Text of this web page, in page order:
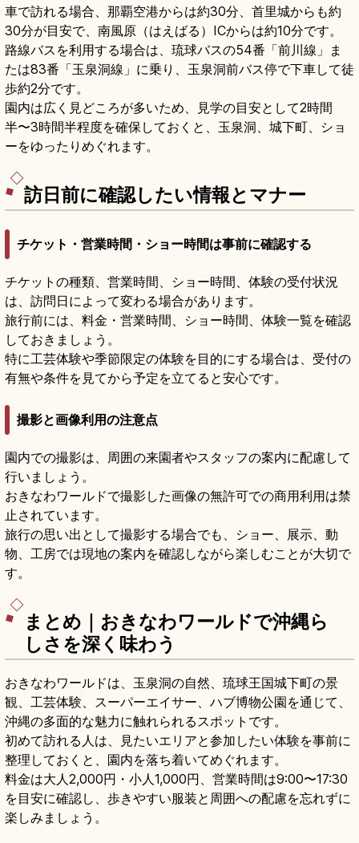
車で訪れる場合、那覇空港からは約30分、首里城からも約
30分が目安で、南風原（はえばる）ICからは約10分です。
路線バスを利用する場合は、琉球バスの54番「前川線」ま
たは83番「玉泉洞線」に乗り、玉泉洞前バス停で下車して徒
歩約2分です。
園内は広く見どころが多いため、見学の目安として2時間
半〜3時間半程度を確保しておくと、玉泉洞、城下町、ショ
ーをゆったりめぐれます。
訪日前に確認したい情報とマナー
チケット・営業時間・ショー時間は事前に確認する
チケットの種類、営業時間、ショー時間、体験の受付状況
は、訪問日によって変わる場合があります。
旅行前には、料金・営業時間、ショー時間、体験一覧を確認
しておきましょう。
特に工芸体験や季節限定の体験を目的にする場合は、受付の
有無や条件を見てから予定を立てると安心です。
撮影と画像利用の注意点
園内での撮影は、周囲の来園者やスタッフの案内に配慮して
行いましょう。
おきなわワールドで撮影した画像の無許可での商用利用は禁
止されています。
旅行の思い出として撮影する場合でも、ショー、展示、動
物、工房では現地の案内を確認しながら楽しむことが大切で
す。
まとめ｜おきなわワールドで沖縄ら
しさを深く味わう
おきなわワールドは、玉泉洞の自然、琉球王国城下町の景
観、工芸体験、スーパーエイサー、ハブ博物公園を通じて、
沖縄の多面的な魅力に触れられるスポットです。
初めて訪れる人は、見たいエリアと参加したい体験を事前に
整理しておくと、園内を落ち着いてめぐれます。
料金は大人2,000円・小人1,000円、営業時間は9:00〜17:30
を目安に確認し、歩きやすい服装と周囲への配慮を忘れずに
楽しみましょう。